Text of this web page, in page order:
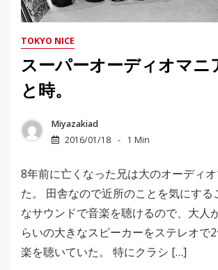
TOKYO NICE
スーパーオーディオマニ
と時。
Miyazakiad
2016/01/18
1 Min
8年前に亡くなった兄は大のオーディ
た。 田舎なので近所のことを気にする
なサウンドで音楽を聴けるので、大人
らいの大きなスピーカーをステレオで
楽を聴いていた。 特にクラシ […]